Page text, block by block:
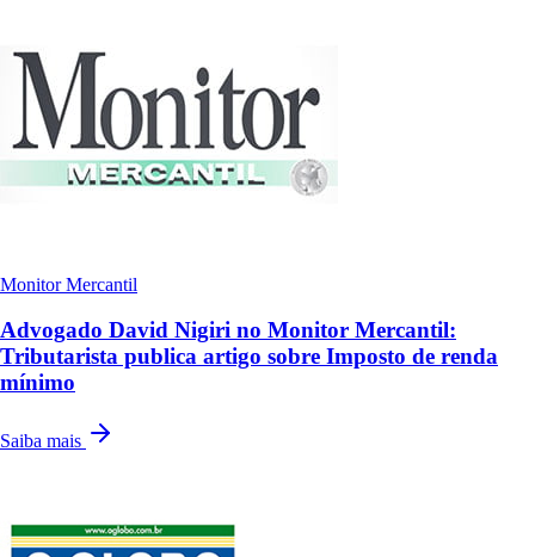
Monitor Mercantil
Advogado David Nigiri no Monitor Mercantil:
Tributarista publica artigo sobre Imposto de renda
mínimo
Saiba mais